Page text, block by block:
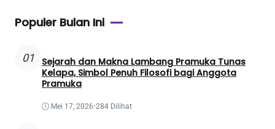
Populer Bulan Ini
01
Sejarah dan Makna Lambang Pramuka Tunas
Kelapa, Simbol Penuh Filosofi bagi Anggota
Pramuka
Mei 17, 2026•284 Dilihat